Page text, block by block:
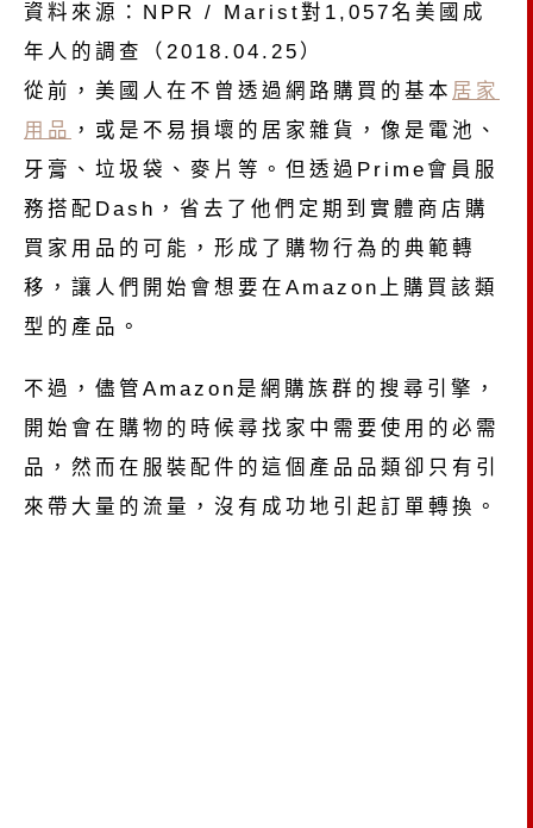
資料來源：NPR / Marist對1,057名美國成
年人的調查（2018.04.25）
從前，美國人在不曾透過網路購買的基本 居家
用品 ，或是不易損壞的居家雜貨，像是電池、
牙膏、垃圾袋、麥片等。但透過Prime會員服
務搭配Dash，省去了他們定期到實體商店購
買家用品的可能，形成了購物行為的典範轉
移，讓人們開始會想要在Amazon上購買該類
型的產品。
不過，儘管Amazon是網購族群的搜尋引擎，
開始會在購物的時候尋找家中需要使用的必需
品，然而在服裝配件的這個產品品類卻只有引
來帶大量的流量，沒有成功地引起訂單轉換。